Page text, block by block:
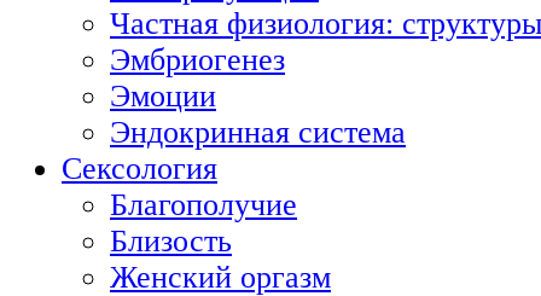
Частная физиология:
Эмбриогенез
Эмоции
Эндокринная система
Сексология
Благополучие
Близость
Женский оргазм